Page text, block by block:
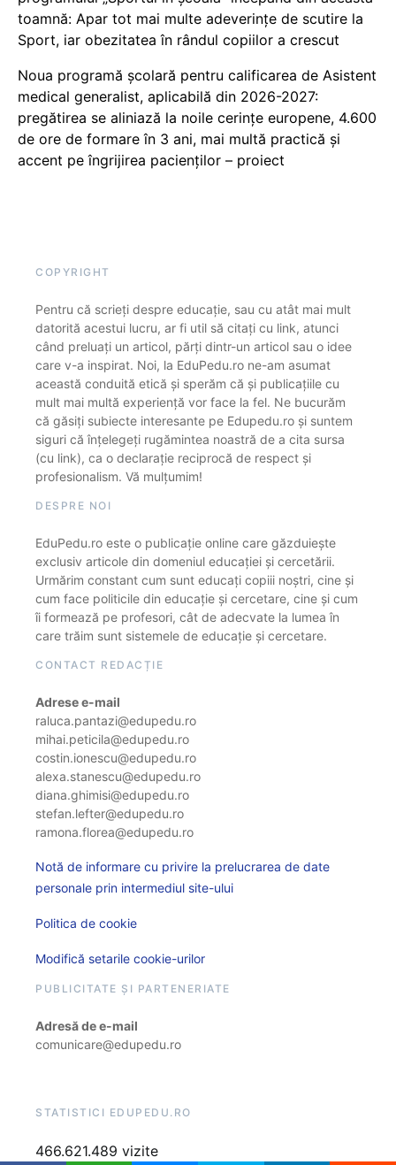
toamnă: Apar tot mai multe adeverințe de scutire la
Sport, iar obezitatea în rândul copiilor a crescut
Noua programă școlară pentru calificarea de Asistent
medical generalist, aplicabilă din 2026-2027:
pregătirea se aliniază la noile cerințe europene, 4.600
de ore de formare în 3 ani, mai multă practică și
accent pe îngrijirea pacienților – proiect
COPYRIGHT
Pentru că scrieți despre educație, sau cu atât mai mult
datorită acestui lucru, ar fi util să citați cu link, atunci
când preluați un articol, părți dintr-un articol sau o idee
care v-a inspirat. Noi, la EduPedu.ro ne-am asumat
această conduită etică și sperăm că și publicațiile cu
mult mai multă experiență vor face la fel. Ne bucurăm
că găsiți subiecte interesante pe Edupedu.ro și suntem
siguri că înțelegeți rugămintea noastră de a cita sursa
(cu link), ca o declarație reciprocă de respect și
profesionalism. Vă mulțumim!
DESPRE NOI
EduPedu.ro este o publicație online care găzduiește
exclusiv articole din domeniul educației și cercetării.
Urmărim constant cum sunt educați copiii noștri, cine și
cum face politicile din educație și cercetare, cine și cum
îi formează pe profesori, cât de adecvate la lumea în
care trăim sunt sistemele de educație și cercetare.
CONTACT REDACȚIE
Adrese e-mail
raluca.pantazi@edupedu.ro
mihai.peticila@edupedu.ro
costin.ionescu@edupedu.ro
alexa.stanescu@edupedu.ro
diana.ghimisi@edupedu.ro
stefan.lefter@edupedu.ro
ramona.florea@edupedu.ro
Notă de informare cu privire la prelucrarea de date
personale prin intermediul site-ului
Politica de cookie
Modifică setarile cookie-urilor
PUBLICITATE ȘI PARTENERIATE
Adresă de e-mail
comunicare@edupedu.ro
STATISTICI EDUPEDU.RO
466.621.489 vizite